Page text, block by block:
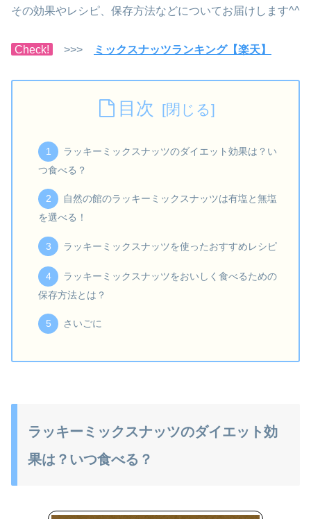
その効果やレシピ、保存方法などについてお届けします^^
Check! >>> ミックスナッツランキング【楽天】
目次
ラッキーミックスナッツのダイエット効果は？い
つ食べる？
自然の館のラッキーミックスナッツは有塩と無塩
を選べる！
ラッキーミックスナッツを使ったおすすめレシピ
ラッキーミックスナッツをおいしく食べるための
保存方法とは？
さいごに
ラッキーミックスナッツのダイエット効
果は？いつ食べる？